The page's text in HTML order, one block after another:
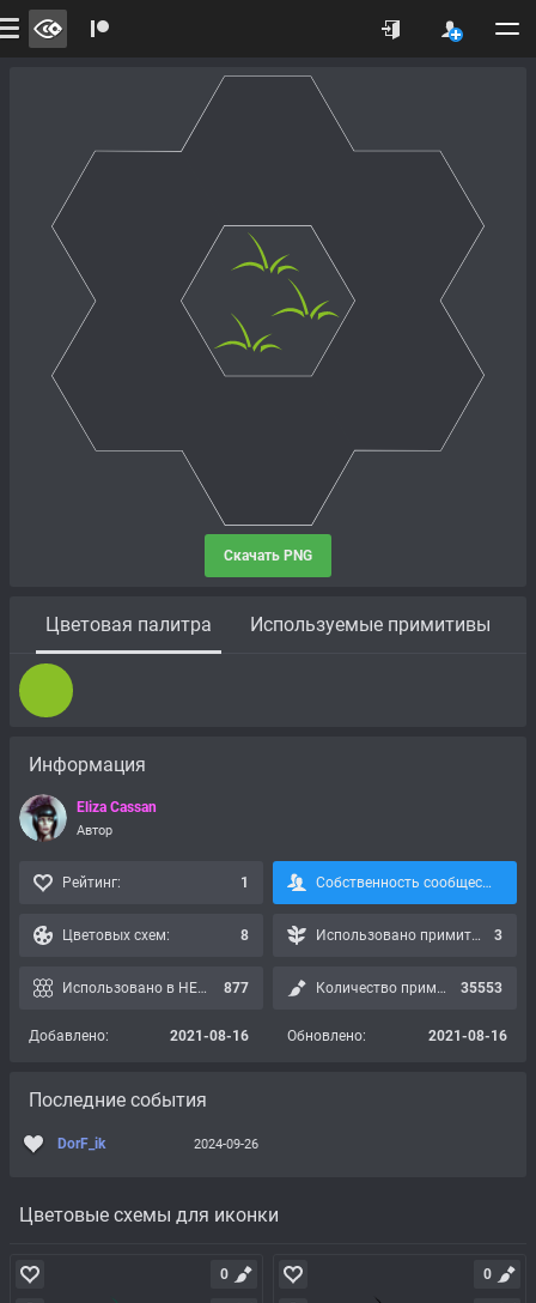
Скачать PNG
Цветовая палитра Используемые примитивы
Цветовые схемы для иконки
0 0
Информация
Eliza Cassan
Автор
Рейтинг: 1 Собственность сообщества, подписка невозможна:
Цветовых схем: 8 Использовано примитивов: 3
Использовано в HEX картах: 877 Количество применений: 35553
Добавлено: 2021-08-16 Обновлено: 2021-08-16
Последние события
DorF_ik 2024-09-26